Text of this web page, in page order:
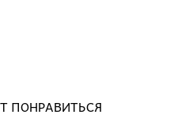
ПОНРАВИТЬСЯ